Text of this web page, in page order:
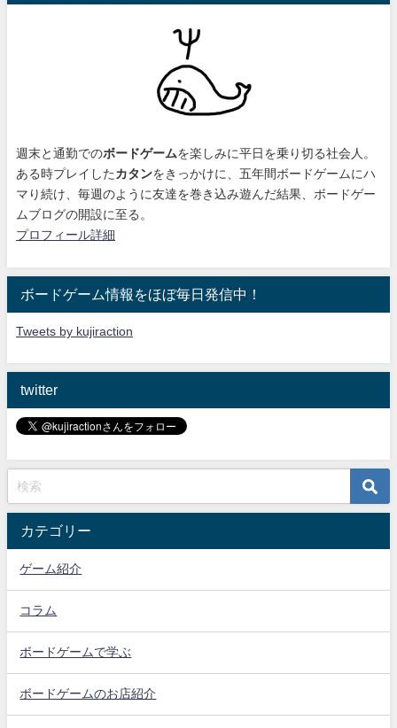
週末と通勤でのボードゲームを楽しみに平日を乗り切る社会人。
ある時プレイした カタンをきっかけに、 五年間ボードゲームにハ
マり続け 、毎週のように友達を巻き込み遊んだ結果、ボードゲー
ムブログの開設に至る。
プロフィール詳細
ボードゲーム情報をほぼ毎日発信中！
Tweets by kujiraction
twitter
カテゴリー
ゲーム紹介
コラム
ボードゲームで学ぶ
ボードゲームのお店紹介